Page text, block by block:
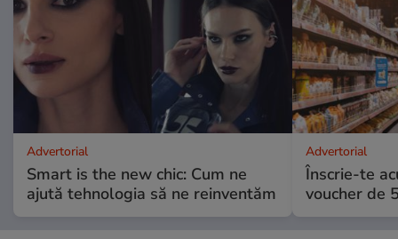
Advertorial
Smart is the new chic: Cum ne
ajută tehnologia să ne reinventăm
Advertorial
Înscrie-te
voucher de